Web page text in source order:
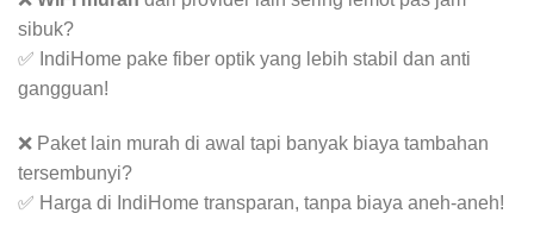
sibuk?
✅ IndiHome pake fiber optik yang lebih stabil dan anti
gangguan!
❌ Paket lain murah di awal tapi banyak biaya tambahan
tersembunyi?
✅ Harga di IndiHome transparan, tanpa biaya aneh-aneh!